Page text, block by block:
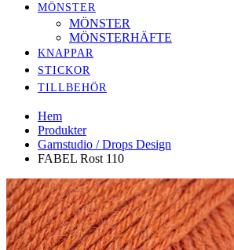
MÖNSTER
MÖNSTER
MÖNSTERHÄFTE
KNAPPAR
STICKOR
TILLBEHÖR
Hem
Produkter
Garnstudio / Drops Design
FABEL Rost 110